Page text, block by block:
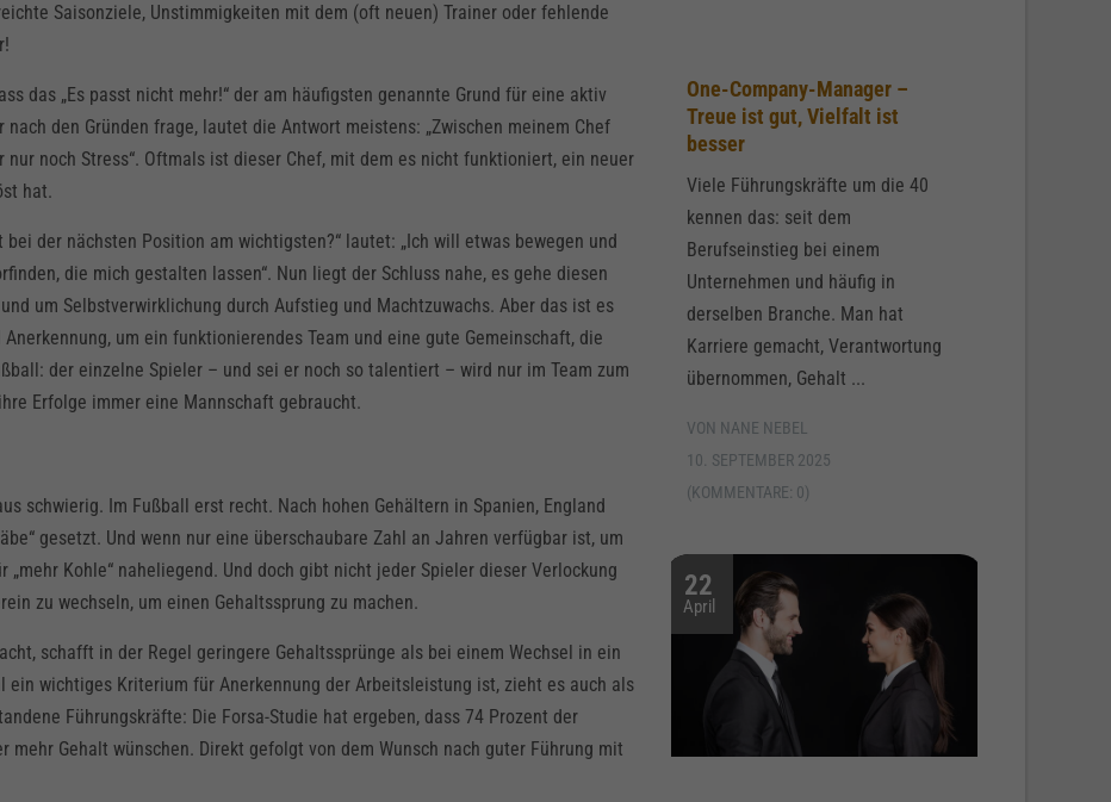
Saisonziele, Unstimmigkeiten mit dem (oft neuen) Trainer oder fehlende
das „Es passt nicht mehr!“ der am häufigsten genannte Grund für eine aktiv
den Gründen frage, lautet die Antwort meistens: „Zwischen meinem Chef
noch Stress“. Oftmals ist dieser Chef, mit dem es nicht funktioniert, ein neuer
hat.
der nächsten Position am wichtigsten?“ lautet: „Ich will etwas bewegen und
die mich gestalten lassen“. Nun liegt der Schluss nahe, es gehe diesen
um Selbstverwirklichung durch Aufstieg und Machtzuwachs. Aber das ist es
um ein funktionierendes Team und eine gute Gemeinschaft, die
der einzelne Spieler – und sei er noch so talentiert – wird nur im Team zum
Erfolge immer eine Mannschaft gebraucht.
schwierig. Im Fußball erst recht. Nach hohen Gehältern in Spanien, England
gesetzt. Und wenn nur eine überschaubare Zahl an Jahren verfügbar ist, um
Kohle“ naheliegend. Und doch gibt nicht jeder Spieler dieser Verlockung
zu wechseln, um einen Gehaltssprung zu machen.
schafft in der Regel geringere Gehaltssprünge als bei einem Wechsel in ein
ein wichtiges Kriterium für Anerkennung der Arbeitsleistung ist, zieht es auch als
Führungskräfte: Die Forsa-Studie hat ergeben, dass 74 Prozent der
mehr Gehalt wünschen. Direkt gefolgt von dem Wunsch nach guter Führung mit
One-Company-Manager –
Treue ist gut, Vielfalt ist
besser
Viele Führungskräfte um die 40
kennen das: seit dem
Berufseinstieg bei einem
Unternehmen und häufig in
derselben Branche. Man hat
Karriere gemacht, Verantwortung
übernommen, Gehalt ...
VON NANE NEBEL
10. SEPTEMBER 2025
(KOMMENTARE: 0)
22
April